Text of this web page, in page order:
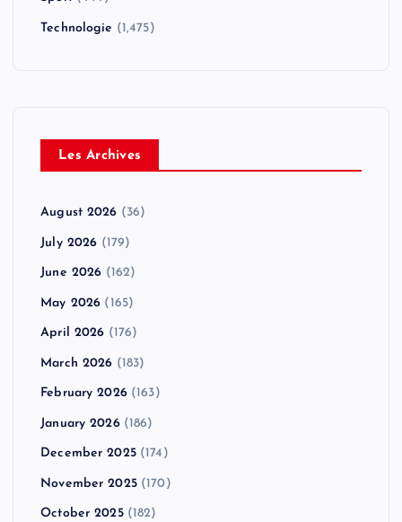
Technologie (1,475)
Les Archives
August 2026 (36)
July 2026 (179)
June 2026 (162)
May 2026 (165)
April 2026 (176)
March 2026 (183)
February 2026(163)
January 2026(186)
December 2025(174)
November 2025(170)
October 2025(182)